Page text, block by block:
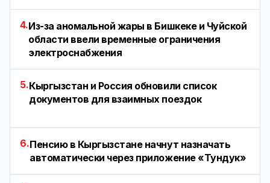
4.Из-за аномальной жары в Бишкеке и Чуйской
области ввели временные ограничения
электроснабжения
5.Кыргызстан и Россия обновили список
документов для взаимных поездок
6.Пенсию в Кыргызстане начнут назначать
автоматически через приложение «Тундук»